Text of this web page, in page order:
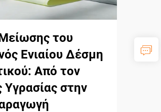
του
Ενιαίου Δέσμη
Από τον
Υγρασίας στην